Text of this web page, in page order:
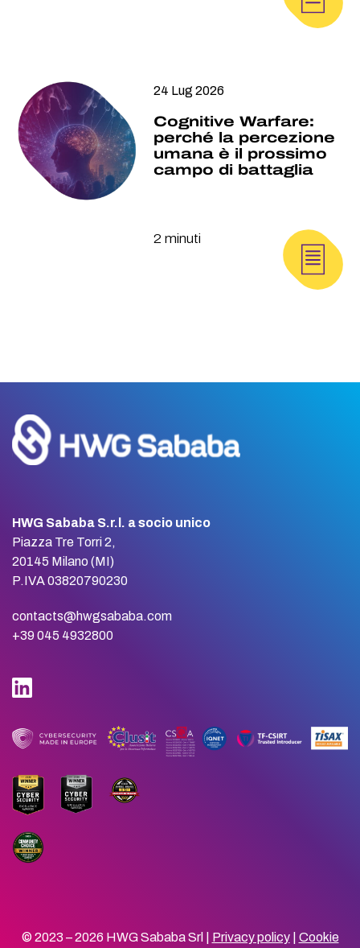
24 Lug 2026
Cognitive Warfare:
perché la percezione
umana è il prossimo
campo di battaglia
2 minuti
HWG Sababa S.r.l. a socio unico
Piazza Tre Torri 2,
20145 Milano (MI)
P.IVA 03820790230
contacts@hwgsababa.com
+39 045 4932800
© 2023 – 2026 HWG Sababa Srl | Privacy policy| Cookie